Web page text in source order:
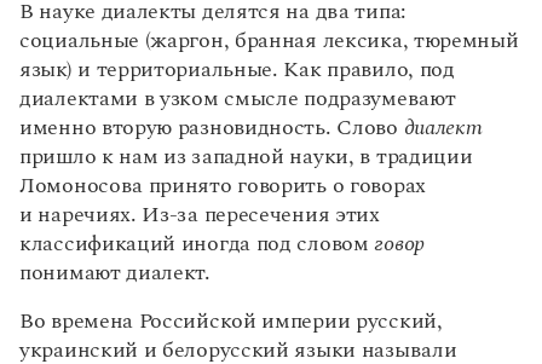
Правила русского языка: от азов до тонкостей
Интерактивные упражнения: от простого к сложному
Скороговорки
Издательство
Словари
Научпоп
Учебники и справочники
В науке диалекты делятся на два типа:
социальные (жаргон, бранная лексика, тюремный
язык) и территориальные. Как правило, под
диалектами в узком смысле подразумевают
именно вторую разновидность. Слово диалект
пришло к нам из западной науки, в традиции
Ломоносова принято говорить о говорах
и наречиях. Из-за пересечения этих
классификаций иногда под словомговор
понимают диалект.
Во времена Российской империи русский,
украинский и белорусский языки называли